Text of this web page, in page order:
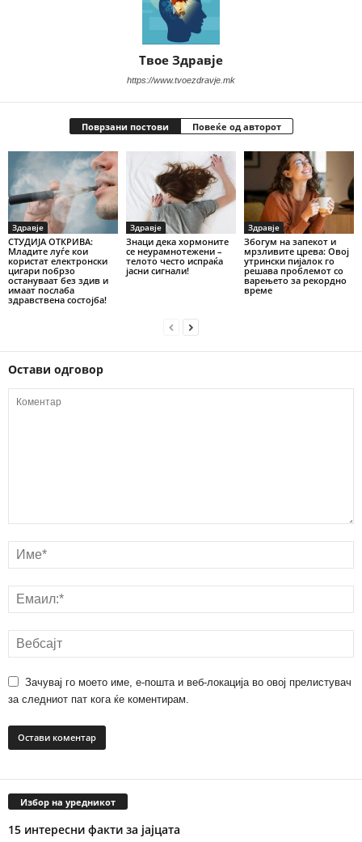
Твое Здравје
https://www.tvoezdravje.mk
Поврзани постови Повеќе од авторот
Здравје
СТУДИЈА ОТКРИВА:
Младите луѓе кои
користат електронски
цигари побрзо
остануваат без здив и
имаат послаба
здравствена состојба!
Здравје
Знаци дека хормоните
се неурамнотежени –
телото често испраќа
јасни сигнали!
Здравје
Збогум на запекот и
мрзливите црева: Овој
утрински пијалок го
решава проблемот со
варењето за рекордно
време
Остави одговор
Зачувај го моето име, е-пошта и веб-локација во овој прелистувач
за следниот пат кога ќе коментирам.
Избор на уредникот
15 интересни факти за јајцата